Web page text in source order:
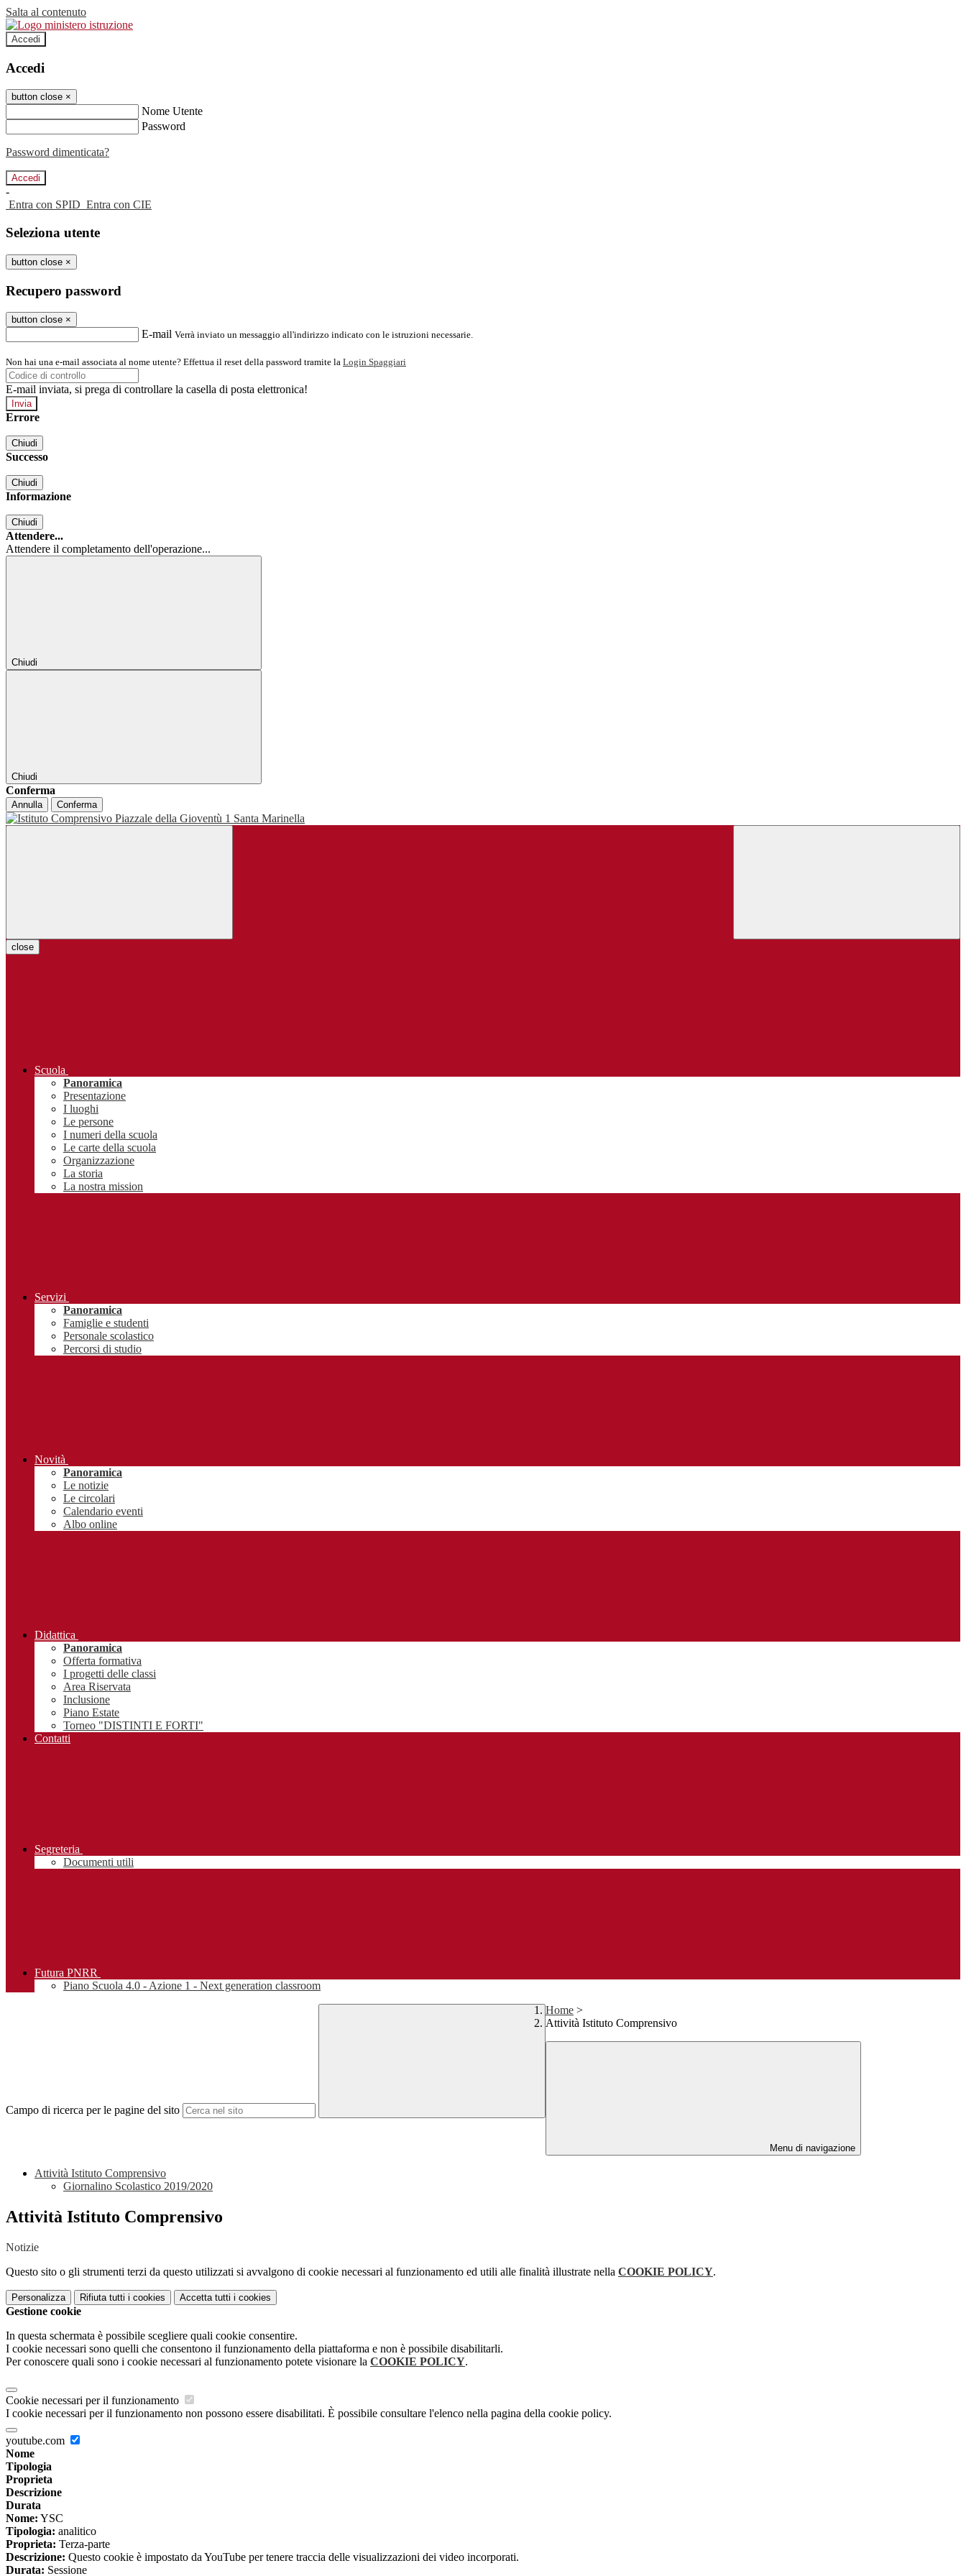
Salta al contenuto
Accedi
Accedi
button close ×
Nome Utente
Password
Password dimenticata?
-
Entra con SPID Entra con CIE
Seleziona utente
button close ×
Recupero password
button close ×
E-mail Verrà inviato un messaggio all'indirizzo indicato con le istruzioni necessarie.
Non hai una e-mail associata al nome utente? Effettua il reset della password tramite la Login Spaggiari
E-mail inviata, si prega di controllare la casella di posta elettronica!
Errore
Chiudi
Successo
Chiudi
Informazione
Chiudi
Attendere...
Attendere il completamento dell'operazione...
Chiudi
Chiudi
Conferma
Annulla Conferma
close
Scuola
Panoramica
Presentazione
I luoghi
Le persone
I numeri della scuola
Le carte della scuola
Organizzazione
La storia
La nostra mission
Servizi
Panoramica
Famiglie e studenti
Personale scolastico
Percorsi di studio
Novità
Panoramica
Le notizie
Le circolari
Calendario eventi
Albo online
Didattica
Panoramica
Offerta formativa
I progetti delle classi
Area Riservata
Inclusione
Piano Estate
Torneo "DISTINTI E FORTI"
Contatti
Segreteria
Documenti utili
Futura PNRR
Piano Scuola 4.0 - Azione 1 - Next generation classroom
Campo di ricerca per le pagine del sito
Home >
Attività Istituto Comprensivo
Menu di navigazione
Attività Istituto Comprensivo
Giornalino Scolastico 2019/2020
Attività Istituto Comprensivo
Notizie
Questo sito o gli strumenti terzi da questo utilizzati si avvalgono di cookie necessari al funzionamento ed utili alle finalità illustrate nella COOKIE POLICY.
Personalizza Rifiuta tutti i cookies Accetta tutti i cookies
Gestione cookie
In questa schermata è possibile scegliere quali cookie consentire.
I cookie necessari sono quelli che consentono il funzionamento della piattaforma e non è possibile disabilitarli.
Per conoscere quali sono i cookie necessari al funzionamento potete visionare la COOKIE POLICY.
Cookie necessari per il funzionamento
I cookie necessari per il funzionamento non possono essere disabilitati. È possibile consultare l'elenco nella pagina della cookie policy.
youtube.com
Nome
Tipologia
Proprieta
Descrizione
Durata
Nome: YSC
Tipologia: analitico
Proprieta: Terza-parte
Descrizione: Questo cookie è impostato da YouTube per tenere traccia delle visualizzazioni dei video incorporati.
Durata: Sessione